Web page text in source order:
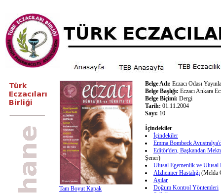
Tam Boyut Kapak
Belge Adı: Eczacı Odası
Belge Başlığı: Eczacı Ankara
Belge Biçimi: Dergi
Tarih: 01.11.2004
Sayı: 10
İçindekiler
İçindekiler
Emma Bombeck
Editör'den, Başkandan
Şener)
Ulusal Egemenlik ve Ulusal
Alzheimer Hastalığı (Melda
Aşılar
Doğum Kontrol Yöntemleri